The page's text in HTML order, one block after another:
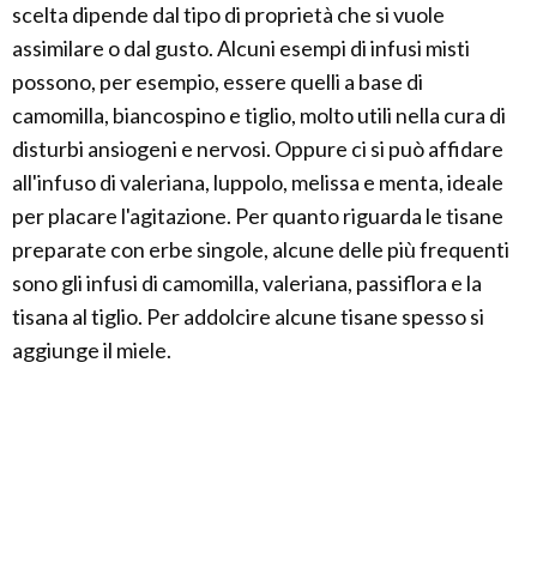
scelta dipende dal tipo di proprietà che si vuole
assimilare o dal gusto. Alcuni esempi di infusi misti
possono, per esempio, essere quelli a base di
camomilla, biancospino e tiglio, molto utili nella cura di
disturbi ansiogeni e nervosi. Oppure ci si può affidare
all'infuso di valeriana, luppolo, melissa e menta, ideale
per placare l'agitazione. Per quanto riguarda le tisane
preparate con erbe singole, alcune delle più frequenti
sono gli infusi di camomilla, valeriana, passiflora e la
tisana al tiglio. Per addolcire alcune tisane spesso si
aggiunge il miele.